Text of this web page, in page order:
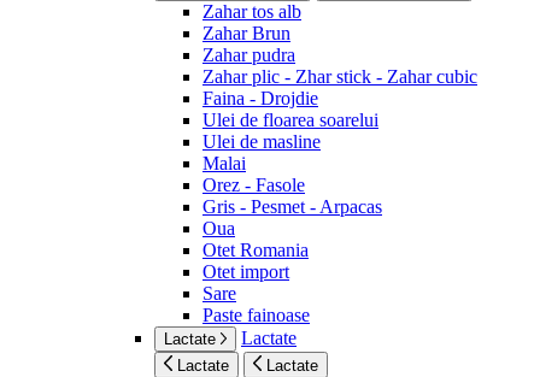
Zahar tos alb
Zahar Brun
Zahar pudra
Zahar plic - Zhar stick - Zahar cubic
Faina - Drojdie
Ulei de floarea soarelui
Ulei de masline
Malai
Orez - Fasole
Gris - Pesmet - Arpacas
Oua
Otet Romania
Otet import
Sare
Paste fainoase
Lactate Lactate
Lactate Lactate